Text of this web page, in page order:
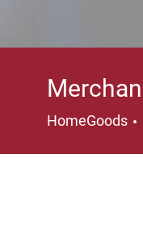
HomeGoods